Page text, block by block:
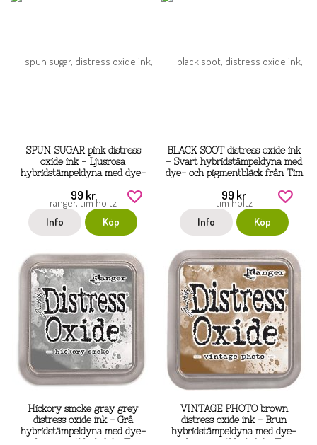
SPUN SUGAR pink distress
oxide ink - Ljusrosa
hybridstämpeldyna med dye-
Holtz / Ranger
99 kr
Info Köp
BLACK SOOT distress oxide ink
- Svart hybridstämpeldyna med
dye- och pigmentbläck från Tim
99 kr
Info Köp
Hickory smoke gray grey
distress oxide ink - Grå
hybridstämpeldyna med dye-
VINTAGE PHOTO brown
distress oxide ink - Brun
hybridstämpeldyna med dye-